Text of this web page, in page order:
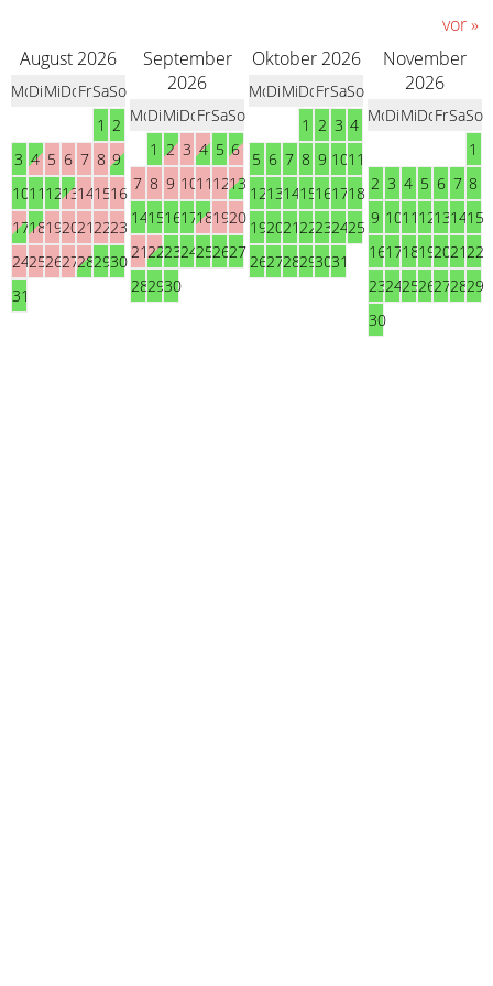
vor»
August 2026
MoDiMiDoFrSaSo
1 2
3 4 5 6 7 8 9
10111213141516
17181920212223
24252627282930
31
September
2026
MoDiMiDoFrSaSo
1 2 3 4 5 6
7 8 9 10111213
14151617181920
21222324252627
282930
Oktober 2026
MoDiMiDoFrSaSo
1 2 3 4
5 6 7 8 9 1011
12131415161718
19202122232425
262728293031
November
2026
MoDiMiDoFrSaSo
1
2 3 4 5 6 7 8
9 101112131415
16171819202122
23242526272829
30